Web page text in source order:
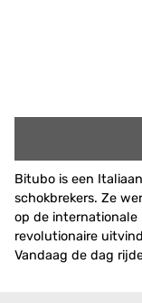
Bitubo is een
schokbrekers. Ze
op de internationale
revolutionaire
Vandaag de dag